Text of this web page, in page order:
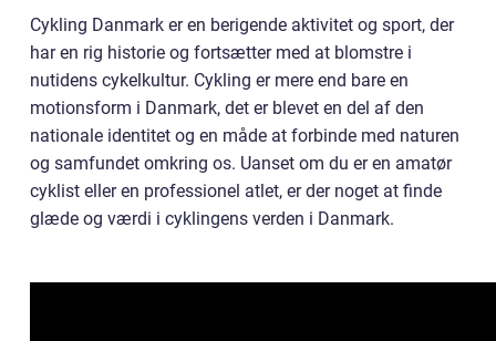
Cykling Danmark er en berigende aktivitet og sport, der
har en rig historie og fortsætter med at blomstre i
nutidens cykelkultur. Cykling er mere end bare en
motionsform i Danmark, det er blevet en del af den
nationale identitet og en måde at forbinde med naturen
og samfundet omkring os. Uanset om du er en amatør
cyklist eller en professionel atlet, er der noget at finde
glæde og værdi i cyklingens verden i Danmark.